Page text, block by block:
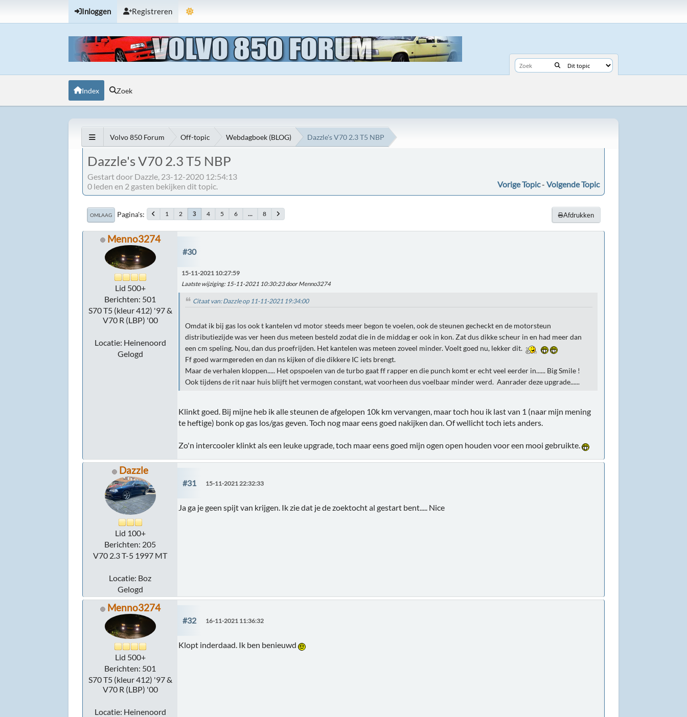
Inloggen Registreren
Index Zoek
Volvo 850 Forum Off-topic Webdagboek (BLOG) Dazzle's V70 2.3 T5 NBP
Dazzle's V70 2.3 T5 NBP
Gestart door Dazzle, 23-12-2020 12:54:13
Vorige Topic- Volgende Topic
0 leden en 2 gasten bekijken dit topic.
Afdrukken
OMLAAG Pagina's 1 2 3 4 5 6 ... 8
Menno3274
Lid 500+
Berichten: 501
S70 T5 (kleur 412) '97 &
V70 R (LBP) '00
Locatie: Heinenoord
Gelogd
#30
15-11-2021 10:27:59
Laatste wijziging: 15-11-2021 10:30:23 door Menno3274
Citaat van: Dazzle op 11-11-2021 19:34:00
Omdat ik bij gas los ook t kantelen vd motor steeds meer begon te voelen, ook de steunen gecheckt en de motorsteun
distributiezijde was ver heen dus meteen besteld zodat die in de middag er ook in kon. Zat dus dikke scheur in en had meer dan
een cm speling. Nou, dan dus proefrijden. Het kantelen was meteen zoveel minder. Voelt goed nu, lekker dit.
Ff goed warmgereden en dan ns kijken of die dikkere IC iets brengt.
Maar de verhalen kloppen..... Het opspoelen van de turbo gaat ff rapper en die punch komt er echt veel eerder in...... Big Smile !
Ook tijdens de rit naar huis blijft het vermogen constant, wat voorheen dus voelbaar minder werd. Aanrader deze upgrade......
Klinkt goed. Bij mijne heb ik alle steunen de afgelopen 10k km vervangen, maar toch hou ik last van 1 (naar mijn mening
te heftige) bonk op gas los/gas geven. Toch nog maar eens goed nakijken dan. Of wellicht toch iets anders.
Zo'n intercooler klinkt als een leuke upgrade, toch maar eens goed mijn ogen open houden voor een mooi gebruikte.
Dazzle
Lid 100+
Berichten: 205
V70 2.3 T-5 1997 MT
Locatie: Boz
Gelogd
#31 15-11-2021 22:32:33
Ja ga je geen spijt van krijgen. Ik zie dat je de zoektocht al gestart bent..... Nice
Menno3274
Lid 500+
Berichten: 501
S70 T5 (kleur 412) '97 &
V70 R (LBP) '00
Locatie: Heinenoord
#32 16-11-2021 11:36:32
Klopt inderdaad. Ik ben benieuwd